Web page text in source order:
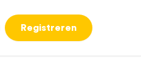
Registreren